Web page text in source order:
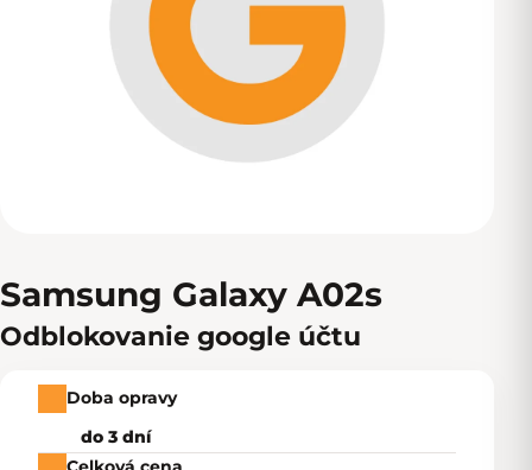
Samsung Galaxy A02s
Odblokovanie google účtu
Doba opravy
do 3 dní